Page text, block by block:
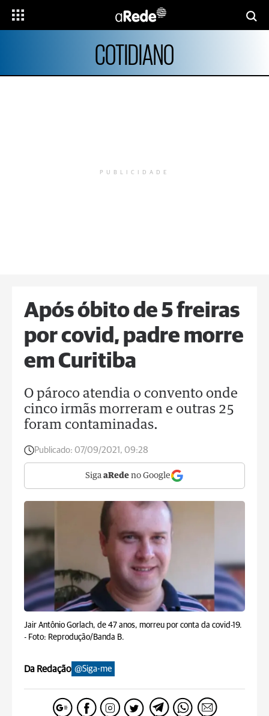
COTIDIANO
PUBLICIDADE
Após óbito de 5 freiras
por covid, padre morre
em Curitiba
O pároco atendia o convento onde
cinco irmãs morreram e outras 25
foram contaminadas.
Publicado: 07/09/2021, 09:28
Siga aRede no Google
Jair Antônio Gorlach, de 47 anos, morreu por conta da covid-19.
- Foto: Reprodução/Banda B.
Da Redação @Siga-me